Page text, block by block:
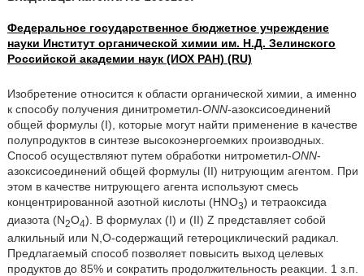
Федеральное государственное бюджетное учреждение
науки Институт органической химии им. Н.Д. Зелинского
Российской академии наук (ИОХ РАН) (RU)
Изобретение относится к области органической химии, а именно
к способу получения динитрометил-ONN-азоксисоединений
общей формулы (I), которые могут найти применение в качестве
полупродуктов в синтезе высокоэнергоемких производных.
Способ осуществляют путем обработки нитрометил-ONN-
азоксисоединений общей формулы (II) нитрующим агентом. При
этом в качестве нитрующего агента используют смесь
концентрированной азотной кислоты (HNO3) и тетраоксида
диазота (N2O4). В формулах (I) и (II) Z представляет собой
алкильный или N,O-содержащий гетероциклический радикал.
Предлагаемый способ позволяет повысить выход целевых
продуктов до 85% и сократить продолжительность реакции. 1 з.п.